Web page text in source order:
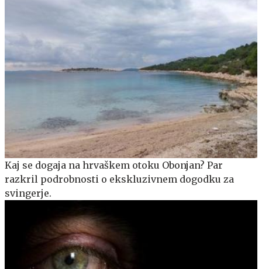
Kaj se dogaja na hrvaškem otoku Obonjan? Par
razkril podrobnosti o ekskluzivnem dogodku za
svingerje.